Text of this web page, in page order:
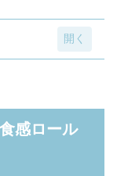
(黒みつ＆
感ロール